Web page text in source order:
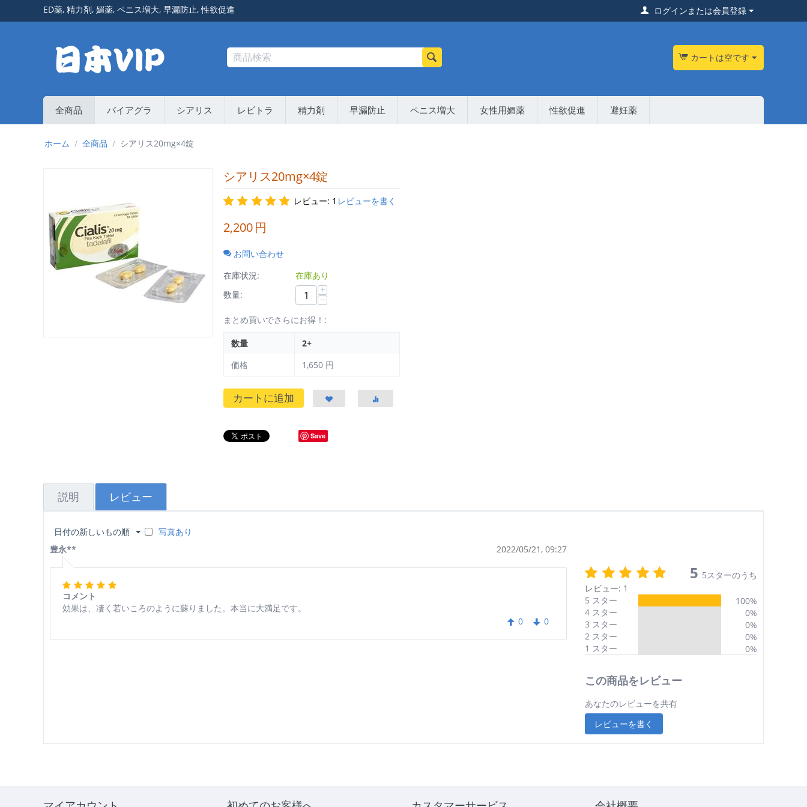
ED薬, 精力剤, 媚薬, ペニス増大, 早漏防止,性欲促進 ログインまたは会員登録
カートは空です
全商品 バイアグラ シアリス レビトラ 精力剤 早漏防止 ペニス増大 女性用媚薬 性欲促進 避妊薬
ホーム / 全商品 / シアリス20mg×4錠
シアリス20mg×4錠
レビュー: 1 レビューを書く
2,200円
お問い合わせ
在庫状況:
在庫あり
数量:
+
−
まとめ買いでさらにお得！:
数量
2+
価格
1,650 円
カートに追加
Save
説明 レビュー
日付の新しいもの順
写真あり
豊永**
2022/05/21, 09:27
コメント
効果は、凄く若いころのように蘇りました。本当に大満足です。
0
0
5 5スターのうち
レビュー: 1
5 スター
100%
4 スター
0%
3 スター
0%
2 スター
0%
1 スター
0%
この商品をレビュー
あなたのレビューを共有
レビューを書く